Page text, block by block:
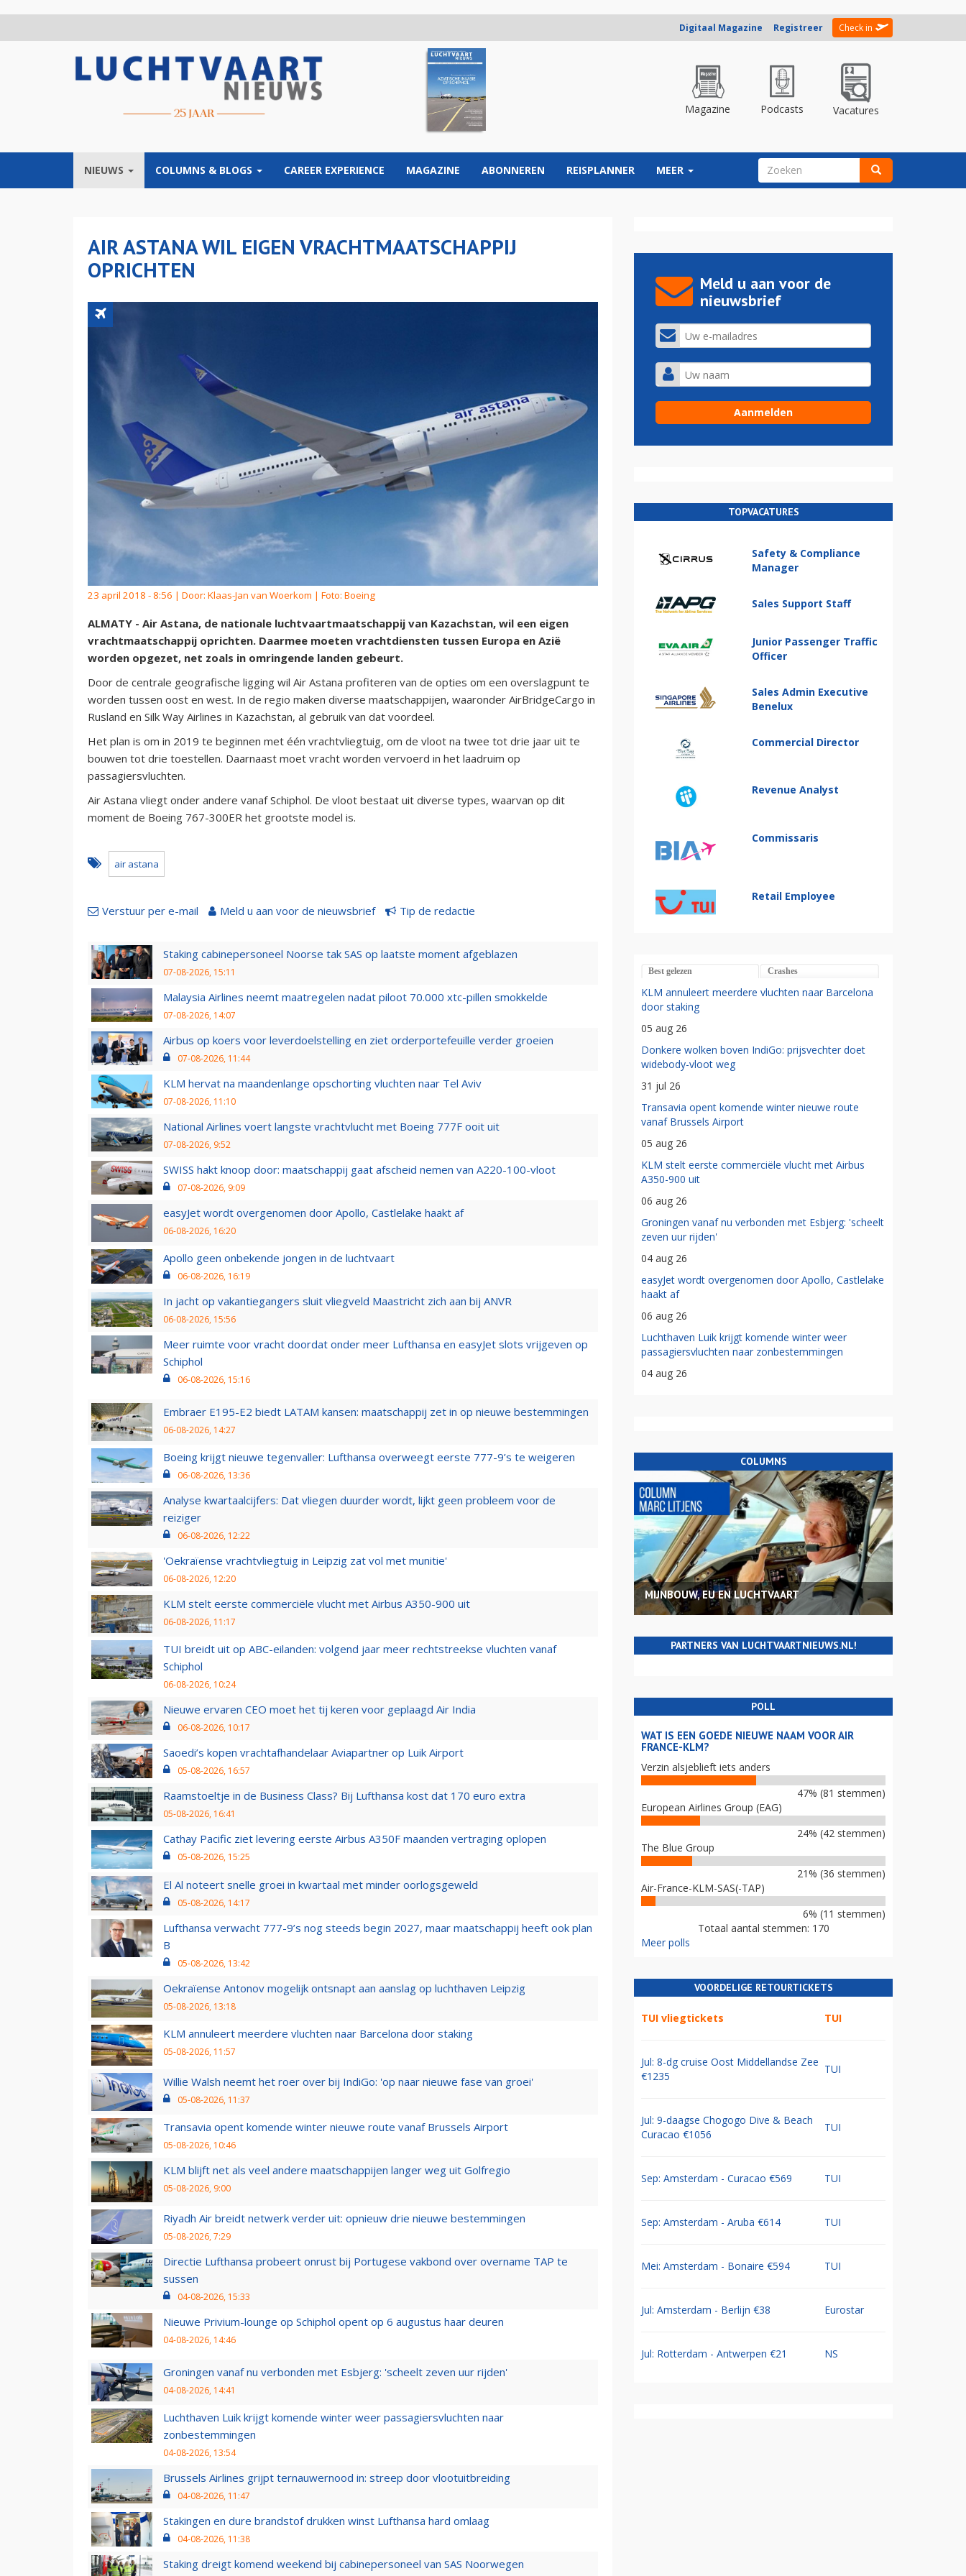
Digitaal Magazine Registreer Check in
Magazine Podcasts Vacatures
NIEUWS COLUMNS & BLOGS CAREER EXPERIENCE MAGAZINE ABONNEREN REISPLANNER MEER ZOEKVELD
AIR ASTANA WIL EIGEN VRACHTMAATSCHAPPIJ
OPRICHTEN
23 april 2018 - 8:56 | Door: Klaas-Jan van Woerkom | Foto: Boeing
ALMATY - Air Astana, de nationale luchtvaartmaatschappij van Kazachstan, wil een eigen
vrachtmaatschappij oprichten. Daarmee moeten vrachtdiensten tussen Europa en Azië
worden opgezet, net zoals in omringende landen gebeurt.
Door de centrale geografische ligging wil Air Astana profiteren van de opties om een overslagpunt te
worden tussen oost en west. In de regio maken diverse maatschappijen, waaronder AirBridgeCargo in
Rusland en Silk Way Airlines in Kazachstan, al gebruik van dat voordeel.
Het plan is om in 2019 te beginnen met één vrachtvliegtuig, om de vloot na twee tot drie jaar uit te
bouwen tot drie toestellen. Daarnaast moet vracht worden vervoerd in het laadruim op
passagiersvluchten.
Air Astana vliegt onder andere vanaf Schiphol. De vloot bestaat uit diverse types, waarvan op dit
moment de Boeing 767-300ER het grootste model is.
air astana
Verstuur per e-mail Meld u aan voor de nieuwsbrief Tip de redactie
Staking cabinepersoneel Noorse tak SAS op laatste moment afgeblazen
07-08-2026, 15:11
Malaysia Airlines neemt maatregelen nadat piloot 70.000 xtc-pillen smokkelde
07-08-2026, 14:07
Airbus op koers voor leverdoelstelling en ziet orderportefeuille verder groeien
07-08-2026, 11:44
KLM hervat na maandenlange opschorting vluchten naar Tel Aviv
07-08-2026, 11:10
National Airlines voert langste vrachtvlucht met Boeing 777F ooit uit
07-08-2026, 9:52
SWISS hakt knoop door: maatschappij gaat afscheid nemen van A220-100-vloot
07-08-2026, 9:09
easyJet wordt overgenomen door Apollo, Castlelake haakt af
06-08-2026, 16:20
Apollo geen onbekende jongen in de luchtvaart
06-08-2026, 16:19
In jacht op vakantiegangers sluit vliegveld Maastricht zich aan bij ANVR
06-08-2026, 15:56
Meer ruimte voor vracht doordat onder meer Lufthansa en easyJet slots vrijgeven op
Schiphol
06-08-2026, 15:16
Embraer E195-E2 biedt LATAM kansen: maatschappij zet in op nieuwe bestemmingen
06-08-2026, 14:27
Boeing krijgt nieuwe tegenvaller: Lufthansa overweegt eerste 777-9’s te weigeren
06-08-2026, 13:36
Analyse kwartaalcijfers: Dat vliegen duurder wordt, lijkt geen probleem voor de
reiziger
06-08-2026, 12:22
'Oekraïense vrachtvliegtuig in Leipzig zat vol met munitie'
06-08-2026, 12:20
KLM stelt eerste commerciële vlucht met Airbus A350-900 uit
06-08-2026, 11:17
TUI breidt uit op ABC-eilanden: volgend jaar meer rechtstreekse vluchten vanaf
Schiphol
06-08-2026, 10:24
Nieuwe ervaren CEO moet het tij keren voor geplaagd Air India
06-08-2026, 10:17
Saoedi’s kopen vrachtafhandelaar Aviapartner op Luik Airport
05-08-2026, 16:57
Raamstoeltje in de Business Class? Bij Lufthansa kost dat 170 euro extra
05-08-2026, 16:41
Cathay Pacific ziet levering eerste Airbus A350F maanden vertraging oplopen
05-08-2026, 15:25
El Al noteert snelle groei in kwartaal met minder oorlogsgeweld
05-08-2026, 14:17
Lufthansa verwacht 777-9’s nog steeds begin 2027, maar maatschappij heeft ook plan
B
05-08-2026, 13:42
Oekraïense Antonov mogelijk ontsnapt aan aanslag op luchthaven Leipzig
05-08-2026, 13:18
KLM annuleert meerdere vluchten naar Barcelona door staking
05-08-2026, 11:57
Willie Walsh neemt het roer over bij IndiGo: 'op naar nieuwe fase van groei'
05-08-2026, 11:37
Transavia opent komende winter nieuwe route vanaf Brussels Airport
05-08-2026, 10:46
KLM blijft net als veel andere maatschappijen langer weg uit Golfregio
05-08-2026, 9:00
Riyadh Air breidt netwerk verder uit: opnieuw drie nieuwe bestemmingen
05-08-2026, 7:29
Directie Lufthansa probeert onrust bij Portugese vakbond over overname TAP te
sussen
04-08-2026, 15:33
Nieuwe Privium-lounge op Schiphol opent op 6 augustus haar deuren
04-08-2026, 14:46
Groningen vanaf nu verbonden met Esbjerg: 'scheelt zeven uur rijden'
04-08-2026, 14:41
Luchthaven Luik krijgt komende winter weer passagiersvluchten naar
zonbestemmingen
04-08-2026, 13:54
Brussels Airlines grijpt ternauwernood in: streep door vlootuitbreiding
04-08-2026, 11:47
Stakingen en dure brandstof drukken winst Lufthansa hard omlaag
04-08-2026, 11:38
Staking dreigt komend weekend bij cabinepersoneel van SAS Noorwegen
Meld u aan voor de
nieuwsbrief
TOPVACATURES
Safety & Compliance
Manager
Sales Support Staff
Junior Passenger Traffic
Officer
Sales Admin Executive
Benelux
Commercial Director
Revenue Analyst
Commissaris
Retail Employee
Best gelezen Crashes
KLM annuleert meerdere vluchten naar Barcelona
door staking
05 aug 26
Donkere wolken boven IndiGo: prijsvechter doet
widebody-vloot weg
31 jul 26
Transavia opent komende winter nieuwe route
vanaf Brussels Airport
05 aug 26
KLM stelt eerste commerciële vlucht met Airbus
A350-900 uit
06 aug 26
Groningen vanaf nu verbonden met Esbjerg: 'scheelt
zeven uur rijden'
04 aug 26
easyJet wordt overgenomen door Apollo, Castlelake
haakt af
06 aug 26
Luchthaven Luik krijgt komende winter weer
passagiersvluchten naar zonbestemmingen
04 aug 26
COLUMNS
MIJNBOUW, EU EN LUCHTVAART
PARTNERS VAN LUCHTVAARTNIEUWS.NL!
POLL
WAT IS EEN GOEDE NIEUWE NAAM VOOR AIR
FRANCE-KLM?
Verzin alsjeblieft iets anders
47% (81 stemmen)
European Airlines Group (EAG)
24% (42 stemmen)
The Blue Group
21% (36 stemmen)
Air-France-KLM-SAS(-TAP)
6% (11 stemmen)
Totaal aantal stemmen: 170
Meer polls
VOORDELIGE RETOURTICKETS
TUI vliegtickets TUI
Jul: 8-dg cruise Oost Middellandse Zee
€1235
TUI
Jul: 9-daagse Chogogo Dive & Beach
Curacao €1056
TUI
Sep: Amsterdam - Curacao €569 TUI
Sep: Amsterdam - Aruba €614 TUI
Mei: Amsterdam - Bonaire €594 TUI
Jul: Amsterdam - Berlijn €38 Eurostar
Jul: Rotterdam - Antwerpen €21 NS